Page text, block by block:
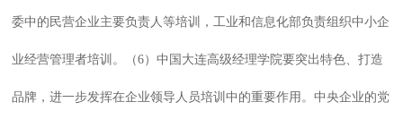
委中的民营企业主要负责人等培训，工业和信息化部负责组织中小企
业经营管理者培训。（6）中国大连高级经理学院要突出特色、打造
品牌，进一步发挥在企业领导人员培训中的重要作用。中央企业的党